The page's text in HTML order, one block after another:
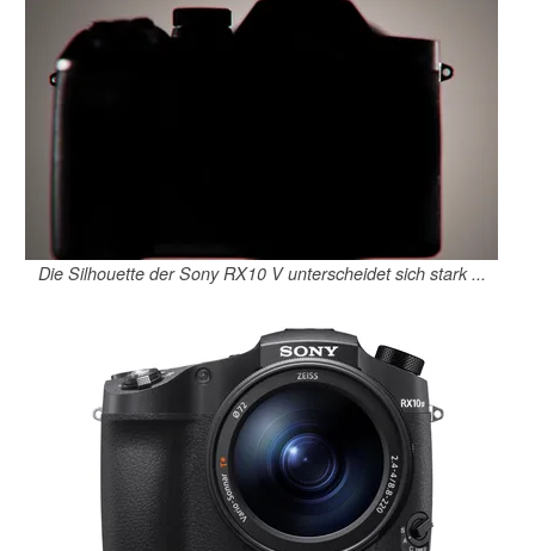
Die Silhouette der Sony RX10 V unterscheidet sich stark ...